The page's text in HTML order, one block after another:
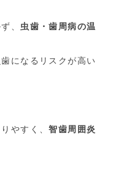
、 虫歯・歯周病の温
になるリスクが高い
やすく、智歯周囲炎